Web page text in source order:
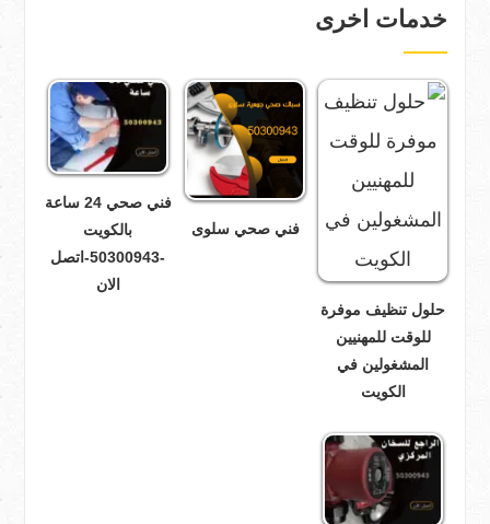
خدمات اخرى
حلول تنظيف موفرة
للوقت للمهنيين
المشغولين في
الكويت
فني صحي سلوى
فني صحي 24 ساعة
بالكويت
-50300943-اتصل
الان